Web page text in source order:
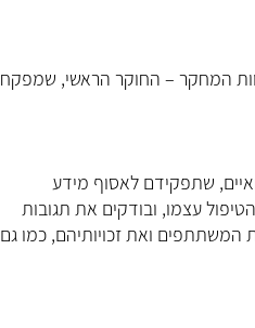
המחקר – החוקר הראשי, שמפקח
, שתפקידם לאסוף מידע
עצמו, ובודקים את תגובות
המשתתפים ואת זכויותיהם, כמו גם